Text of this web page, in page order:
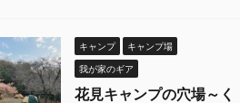
キャンプ キャンプ場
我が家のギア
花見キャンプの穴場～く